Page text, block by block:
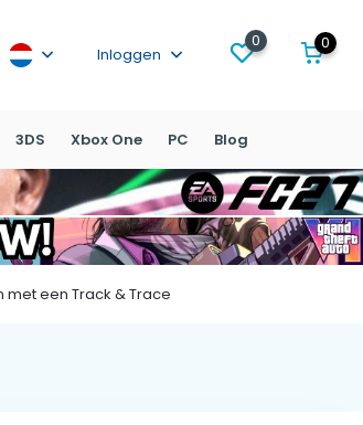
Inloggen
0 0
3DS Xbox One PC Blog
met een Track & Trace